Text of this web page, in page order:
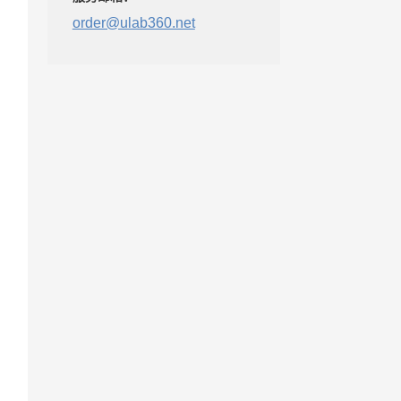
order@ulab360.net